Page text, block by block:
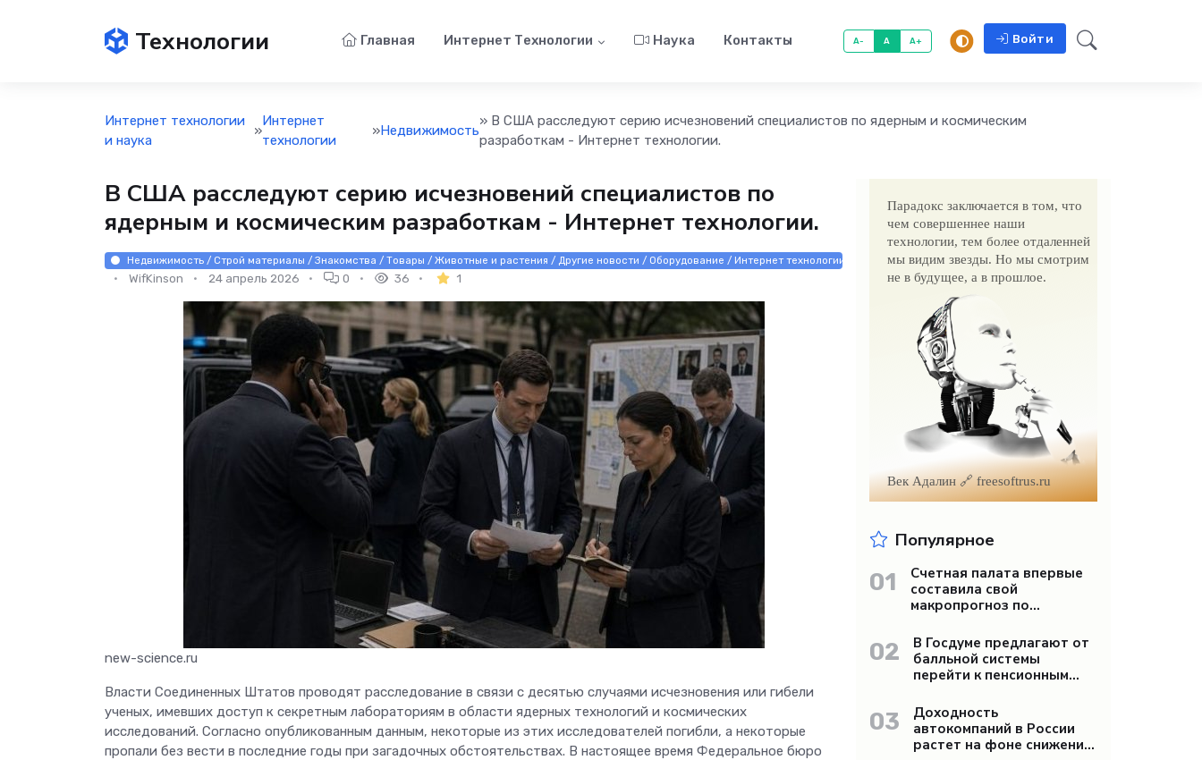
Технологии Главная Интернет Технологии Наука Контакты A- A A+ Войти
Интернет технологии
и наука
»
Интернет
технологии
»Недвижимость
» В США расследуют серию исчезновений специалистов по ядерным и космическим
разработкам - Интернет технологии.
В США расследуют серию исчезновений специалистов по
ядерным и космическим разработкам - Интернет технологии.
Недвижимость / Строй материалы / Знакомства / Товары / Животные и растения / Другие новости / Оборудование / Интернет технологии
WifKinson 24 апрель 2026 0 36 1
new-science.ru
Власти Соединенных Штатов проводят расследование в связи с десятью случаями исчезновения или гибели
ученых, имевших доступ к секретным лабораториям в области ядерных технологий и космических
исследований. Согласно опубликованным данным, некоторые из этих исследователей погибли, а некоторые
пропали без вести в последние годы при загадочных обстоятельствах. В настоящее время Федеральное бюро
Парадокс заключается в том, что
чем совершеннее наши
технологии, тем более отдаленней
мы видим звезды. Но мы смотрим
не в будущее, а в прошлое.
Век Адалин 🔗 freesoftrus.ru
Популярное
01
Счетная палата впервые
составила свой
макропрогноз по
«Бизнес»
02
В Госдуме предлагают от
балльной системы
перейти к пенсионным
03
Доходность
автокомпаний в России
растет на фоне снижения